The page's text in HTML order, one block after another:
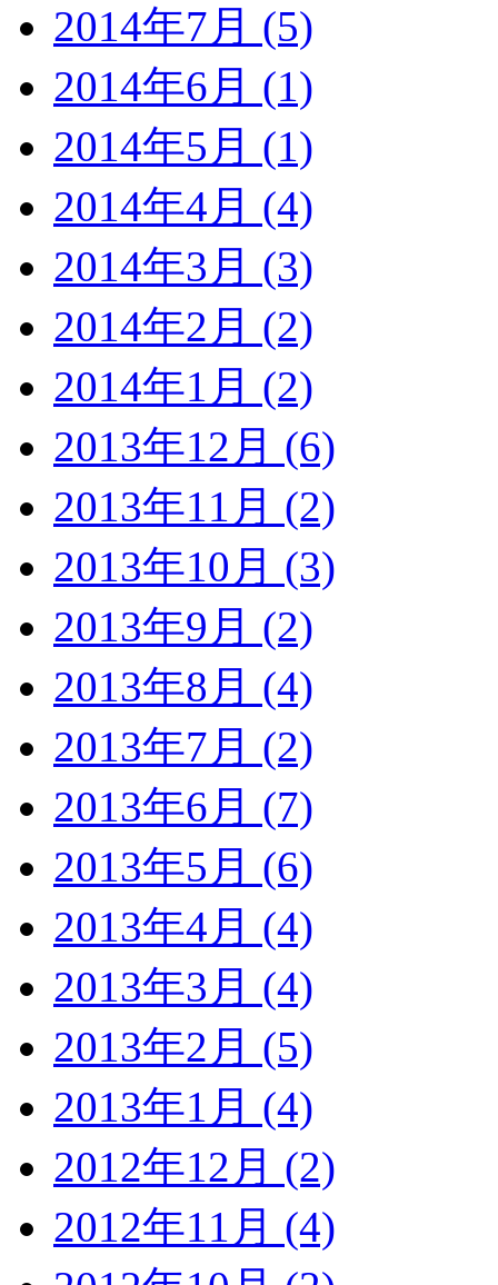
2014年7月 (5)
2014年6月 (1)
2014年5月 (1)
2014年4月 (4)
2014年3月 (3)
2014年2月 (2)
2014年1月 (2)
2013年12月 (6)
2013年11月 (2)
2013年10月 (3)
2013年9月 (2)
2013年8月 (4)
2013年7月 (2)
2013年6月 (7)
2013年5月 (6)
2013年4月 (4)
2013年3月 (4)
2013年2月 (5)
2013年1月 (4)
2012年12月 (2)
2012年11月 (4)